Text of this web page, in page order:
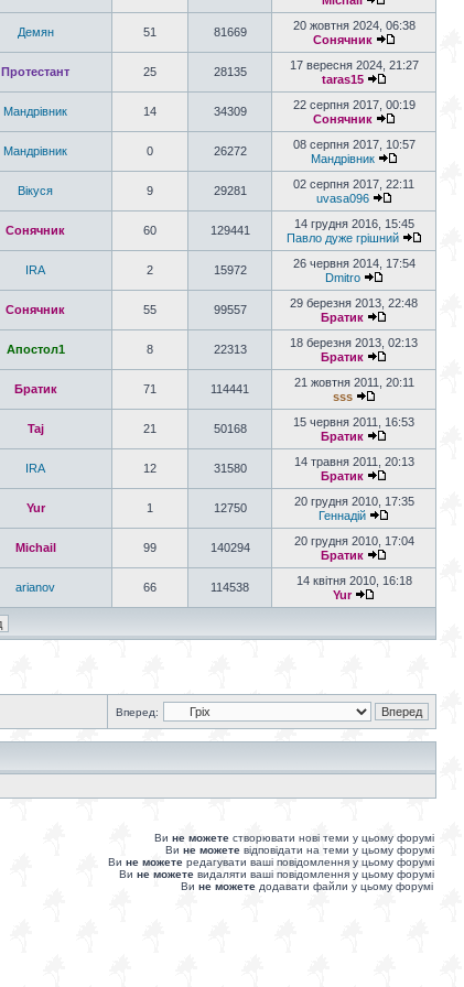
Демян 51 81669
20 жовтня 2024, 06:38
Сонячник
Протестант 25 28135
17 вересня 2024, 21:27
taras15
Мандрiвник 14 34309
22 серпня 2017, 00:19
Сонячник
Мандрiвник 0 26272
08 серпня 2017, 10:57
Мандрiвник
Вікуся 9 29281
02 серпня 2017, 22:11
uvasa096
Сонячник 60 129441
14 грудня 2016, 15:45
Павло дуже грішний
IRA 2 15972
26 червня 2014, 17:54
Dmitro
Сонячник 55 99557
29 березня 2013, 22:48
Братик
Апостол1 8 22313
18 березня 2013, 02:13
Братик
Братик 71 114441
21 жовтня 2011, 20:11
sss
Taj 21 50168
15 червня 2011, 16:53
Братик
IRA 12 31580
14 травня 2011, 20:13
Братик
Yur 1 12750
20 грудня 2010, 17:35
Геннадій
Michail 99 140294
20 грудня 2010, 17:04
Братик
arianov 66 114538
14 квітня 2010, 16:18
Yur
Вперед:
Ви не можете створювати нові теми у цьому форумі
Ви не можете відповідати на теми у цьому форумі
Ви не можете редагувати ваші повідомлення у цьому форумі
Ви не можете видаляти ваші повідомлення у цьому форумі
Ви не можете додавати файли у цьому форумі